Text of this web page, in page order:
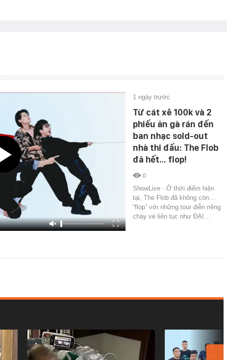
1 ngày trước
Từ cát xê 100k và 2
phiếu ăn gà rán đến
ban nhạc sold-out
nhà thi đấu: The Flob
đã hết… flop!
0
ShowLive · Ở thời điểm hiện
tại, The Flob đã không còn…
“flop” với những tour diễn riêng
cháy vé liên tục như ĐẠI…